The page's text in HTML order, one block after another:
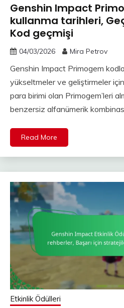
Genshin Impact
kullanma tarihleri,
Kod geçmişi
04/03/2026 Mira Petrov
Genshin Impact Primogem
yükseltmeler ve geliştirmeler
para birimi olan Primogem’leri
benzersiz alfanümerik
Read More
Etkinlik Ödülleri